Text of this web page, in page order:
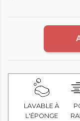
LAVABLE À
L'ÉPONGE